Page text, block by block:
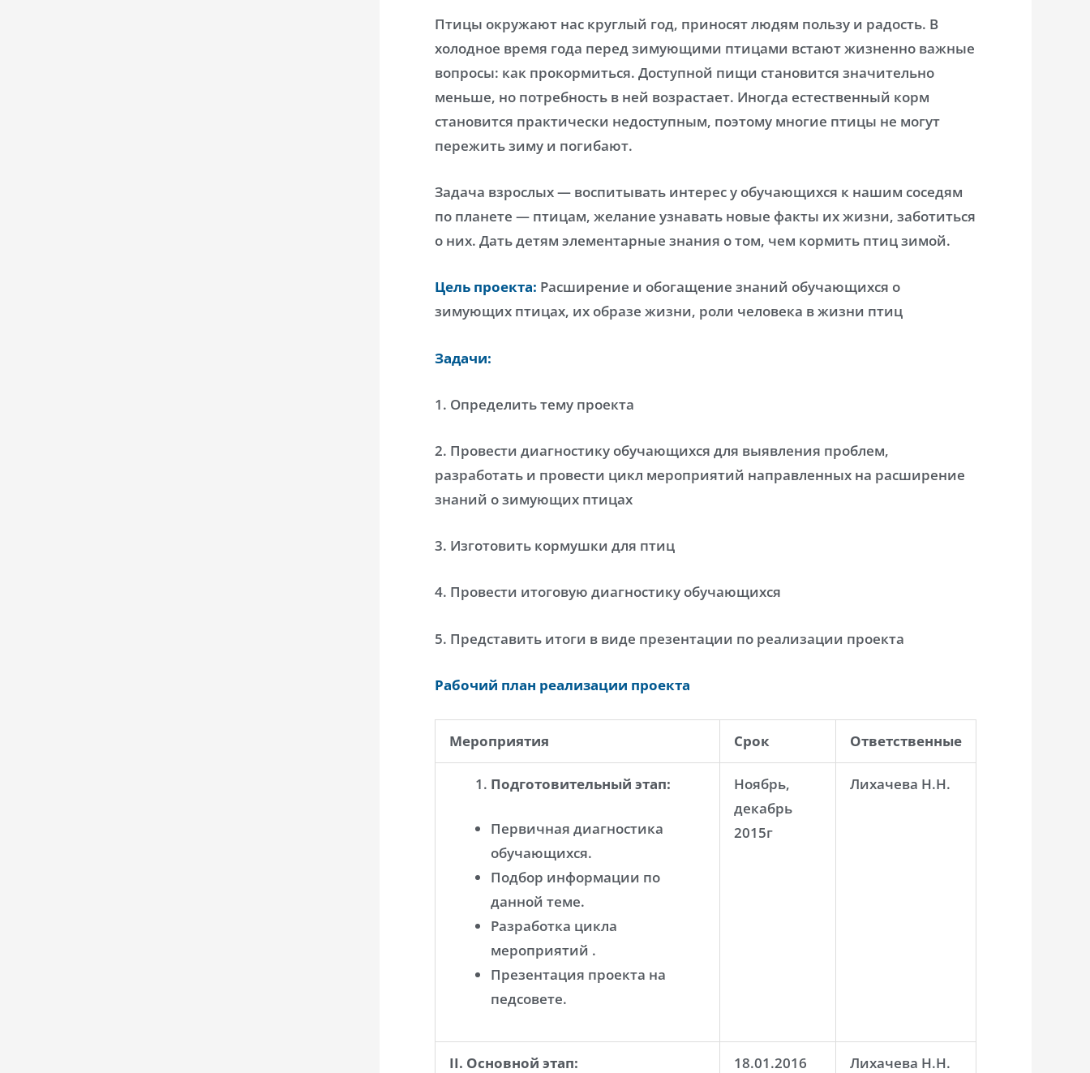
Птицы окружают нас круглый год, приносят людям пользу и радость. В
холодное время года перед зимующими птицами встают жизненно важные
вопросы: как прокормиться. Доступной пищи становится значительно
меньше, но потребность в ней возрастает. Иногда естественный корм
становится практически недоступным, поэтому многие птицы не могут
пережить зиму и погибают.
Задача взрослых — воспитывать интерес у обучающихся к нашим соседям
по планете — птицам, желание узнавать новые факты их жизни, заботиться
о них. Дать детям элементарные знания о том, чем кормить птиц зимой.
Цель проекта: Расширение и обогащение знаний обучающихся о
зимующих птицах, их образе жизни, роли человека в жизни птиц
Задачи:
1. Определить тему проекта
2. Провести диагностику обучающихся для выявления проблем,
разработать и провести цикл мероприятий направленных на расширение
знаний о зимующих птицах
3. Изготовить кормушки для птиц
4. Провести итоговую диагностику обучающихся
5. Представить итоги в виде презентации по реализации проекта
Рабочий план реализации проекта
Мероприятия Срок Ответственные
Подготовительный этап:
Первичная диагностика
обучающихся.
Подбор информации по
данной теме.
Разработка цикла
мероприятий .
Презентация проекта на
педсовете.
Ноябрь,
декабрь
2015г
Лихачева Н.Н.
II. Основной этап:
18.01.2016
Лихачева Н.Н.